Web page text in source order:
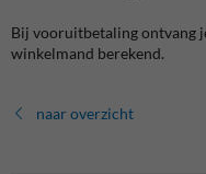
Bij vooruitbetaling ontvang
winkelmand berekend.
naar overzicht